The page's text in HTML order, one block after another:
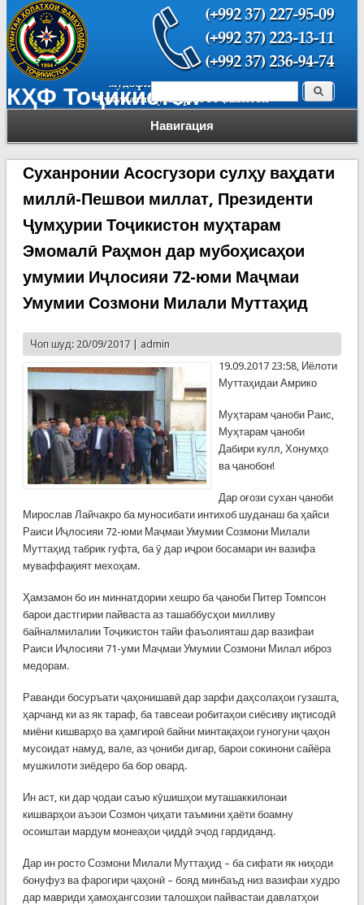
КҲФ Тоҷикистон
Навигация
Форма поиска Поиск
Суханронии Асосгузори сулҳу ваҳдати
миллӣ-Пешвои миллат, Президенти
Ҷумҳурии Тоҷикистон муҳтарам
Эмомалӣ Раҳмон дар мубоҳисаҳои
умумии Иҷлосияи 72-юми Маҷмаи
Умумии Созмони Милали Муттаҳид
Чоп шуд: 20/09/2017 | admin
19.09.2017 23:58, Иёлоти
Муттаҳидаи Амрико
Муҳтарам ҷаноби Раис,
Муҳтарам ҷаноби
Дабири кулл, Хонумҳо
ва ҷанобон!
Дар оғози сухан ҷаноби
Мирослав Лайчакро ба муносибати интихоб шуданаш ба ҳайси
Раиси Иҷлосияи 72-юми Маҷмаи Умумии Созмони Милали
Муттаҳид табрик гуфта, ба ӯ дар иҷрои босамари ин вазифа
муваффақият мехоҳам.
Ҳамзамон бо ин миннатдории хешро ба ҷаноби Питер Томпсон
барои дастгирии пайваста аз ташаббусҳои милливу
байналмилалии Тоҷикистон тайи фаъолияташ дар вазифаи
Раиси Иҷлосияи 71-уми Маҷмаи Умумии Созмони Милал иброз
медорам.
Раванди босуръати ҷаҳонишавӣ дар зарфи даҳсолаҳои гузашта,
ҳарчанд ки аз як тараф, ба тавсеаи робитаҳои сиёсиву иқтисодӣ
миёни кишварҳо ва ҳамгироӣ байни минтақаҳои гуногуни ҷаҳон
мусоидат намуд, вале, аз ҷониби дигар, барои сокинони сайёра
мушкилоти зиёдеро ба бор овард.
Ин аст, ки дар ҷодаи саъю кӯшишҳои муташаккилонаи
кишварҳои аъзои Созмон ҷиҳати таъмини ҳаёти боамну
осоиштаи мардум монеаҳои ҷиддӣ эҷод гардиданд.
Дар ин росто Созмони Милали Муттаҳид – ба сифати як ниҳоди
бонуфуз ва фарогири ҷаҳонӣ – бояд минбаъд низ вазифаи худро
дар мавриди ҳамоҳангсозии талошҳои пайвастаи давлатҳои